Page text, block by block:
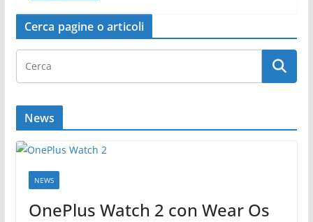
Cerca pagine o articoli
News
NEWS
OnePlus Watch 2 con Wear Os